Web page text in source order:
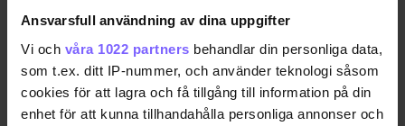
Ansvarsfull användning av dina uppgifter
Vi och våra 1022 partners behandlar din personliga data,
som t.ex. ditt IP-nummer, och använder teknologi såsom
cookies för att lagra och få tillgång till information på din
enhet för att kunna tillhandahålla personliga annonser och